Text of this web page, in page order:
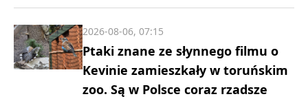
Ptaki znane ze słynnego filmu o
Kevinie zamieszkały w toruńskim
zoo. Są w Polsce coraz rzadsze
2026-08-06, 07:15